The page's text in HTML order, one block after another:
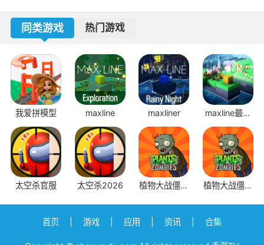
同类游戏 热门游戏
我爱拼模型 maxline maxliner
maxline最新
版本
太空杀官服 太空杀2026
植物大战僵尸
1原版
植物大战僵尸
2应用宝版本
首页 游戏 应用 资讯 合集